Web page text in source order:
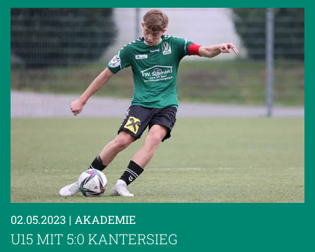
02.05.2023 | AKADEMIE
U15 MIT 5:0 KANTERSIEG